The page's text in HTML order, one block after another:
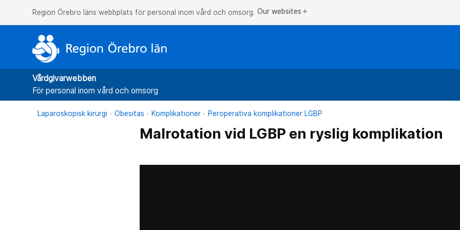
Region Örebro läns webbplats för personal inom vård och omsorg. Our websites add
Vårdgivarwebben
För personal inom vård och omsorg
Laparoskopisk kirurgi Obesitas Komplikationer Peroperativa komplikationer LGBP
Malrotation vid LGBP en ryslig komplikation